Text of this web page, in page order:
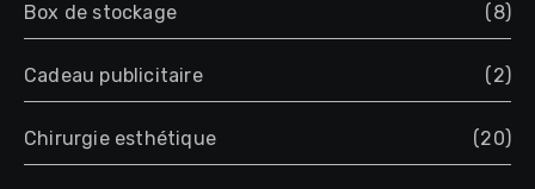
Box de stockage (8)
Cadeau publicitaire (2)
Chirurgie esthétique (20)